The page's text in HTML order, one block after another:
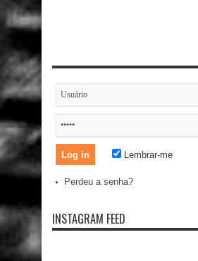
Lembrar-me
Perdeu a senha?
INSTAGRAM FEED